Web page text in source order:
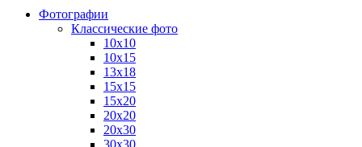
Фотографии
Классические фото
10х10
10х15
13х18
15х15
15х20
20х20
20х30
30х30